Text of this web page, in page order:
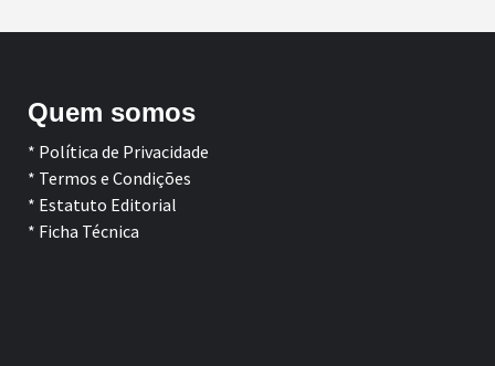
Quem somos
* Política de Privacidade
* Termos e Condições
* Estatuto Editorial
* Ficha Técnica